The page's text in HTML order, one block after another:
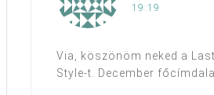
19:19
Via, köszönöm neked a
Style-t. December